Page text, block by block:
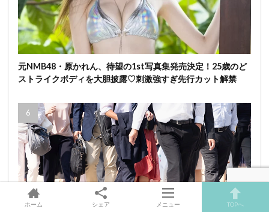
元NMB48・原かれん、待望の1st写真集発売決定！25歳のど
ストライクボディを大胆披露♡刺激強すぎ先行カット解禁
ホーム シェア メニュー TOPへ